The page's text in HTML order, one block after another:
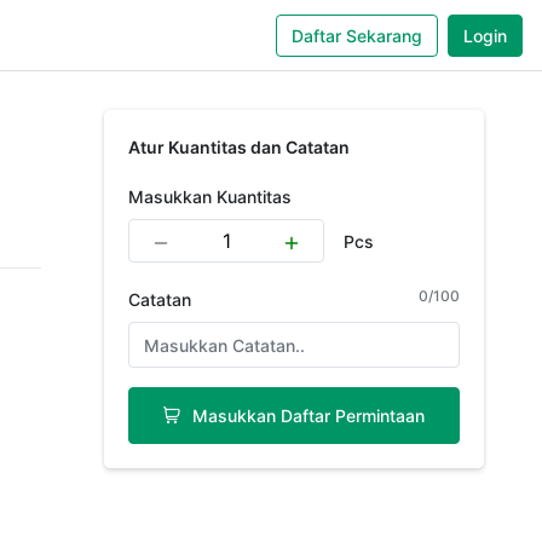
Daftar Sekarang Login
Atur Kuantitas dan Catatan
Masukkan Kuantitas
Pcs
Catatan 0/100
Masukkan Daftar Permintaan